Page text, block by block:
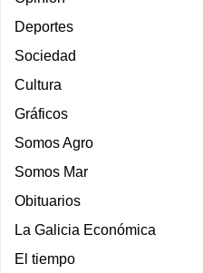
Deportes
Sociedad
Cultura
Gráficos
Somos Agro
Somos Mar
Obituarios
La Galicia Económica
El tiempo